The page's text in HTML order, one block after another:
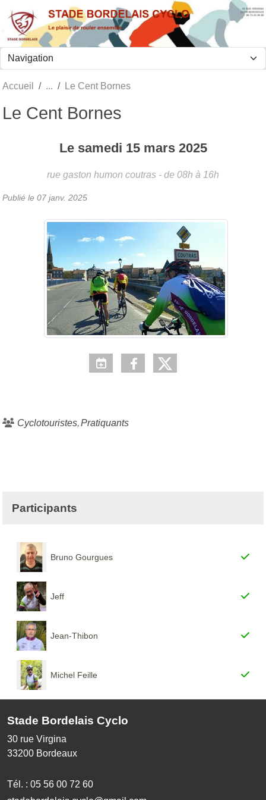
Accueil Le Cent Bornes
Le Cent Bornes
Le samedi 15 mars 2025
rue gaston humon coutras - de 08h à 16h
Publié le 07 janv. 2025
Cyclotouristes Pratiquants
Participants
Bruno Gourgues
Jeff
Jean-Thibon
Michel Feille
Stade Bordelais Cyclo
30 rue Virgina
33200 Bordeaux
Tél. : 05 56 00 72 60
Panneau de gestion des cookies